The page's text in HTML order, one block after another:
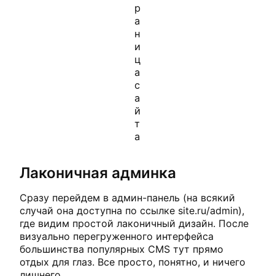
р
а
н
и
ц
а
с
а
й
т
а
Лаконичная админка
Сразу перейдем в админ-панель (на всякий
случай она доступна по ссылке site.ru/admin),
где видим простой лаконичный дизайн. После
визуально перегруженного интерфейса
большинства популярных CMS тут прямо
отдых для глаз. Все просто, понятно, и ничего